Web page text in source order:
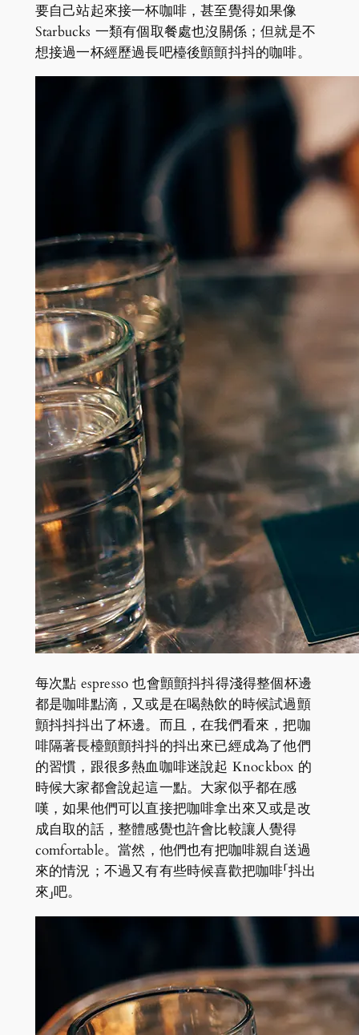
要自己站起來接一杯咖啡，甚至覺得如果像
Starbucks 一類有個取餐處也沒關係；但就是不
想接過一杯經歷過長吧檯後顫顫抖抖的咖啡。
每次點 espresso 也會顫顫抖抖得淺得整個杯邊
都是咖啡點滴，又或是在喝熱飲的時候試過顫
顫抖抖抖出了杯邊。而且，在我們看來，把咖
啡隔著長檯顫顫抖抖的抖出來已經成為了他們
的習慣，跟很多熱血咖啡迷說起 Knockbox 的
時候大家都會說起這一點。大家似乎都在感
嘆，如果他們可以直接把咖啡拿出來又或是改
成自取的話，整體感覺也許會比較讓人覺得
comfortable。當然，他們也有把咖啡親自送過
來的情況；不過又有有些時候喜歡把咖啡「抖出
來」吧。